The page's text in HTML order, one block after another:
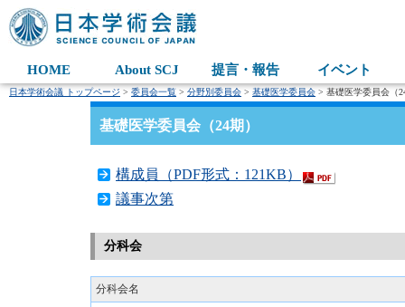
HOME About SCJ 提言・報告 イベント
日本学術会議 トップページ > 委員会一覧 > 分野別委員会 > 基礎医学委員会 > 基礎医学委員会（
基礎医学委員会（24期）
構成員（PDF形式：121KB）
議事次第
分科会
分科会名